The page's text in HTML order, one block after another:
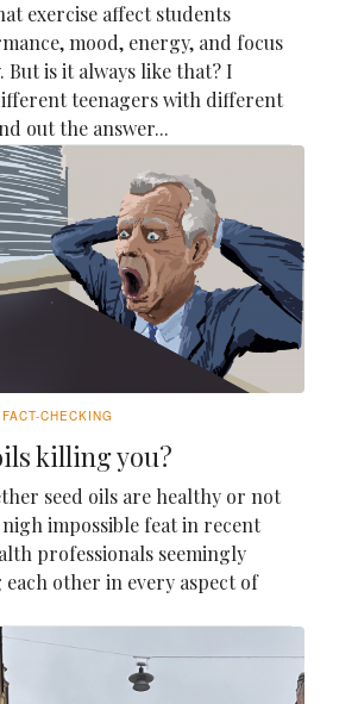
exercise affect students
mood, energy, and focus
But is it always like that? I
teenagers with different
out the answer...
FACT-CHECKING
killing you?
seed oils are healthy or not
nigh impossible feat in recent
professionals seemingly
other in every aspect of